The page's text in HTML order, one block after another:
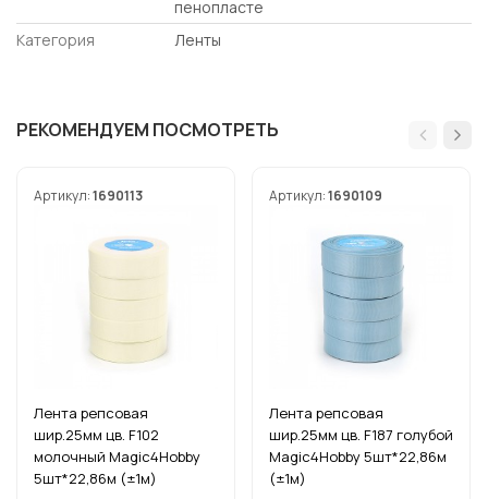
пенопласте
Категория
Ленты
РЕКОМЕНДУЕМ ПОСМОТРЕТЬ
Артикул:1690113
Лента репсовая
шир.25мм цв. F102
молочный Magic4Hobby
5шт*22,86м (±1м)
Артикул:1690109
Лента репсовая
шир.25мм цв. F187 голубой
Magic4Hobby 5шт*22,86м
(±1м)